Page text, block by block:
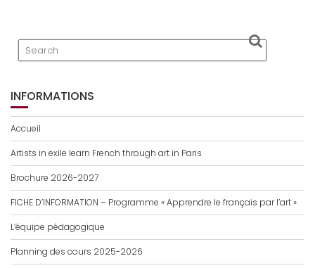
INFORMATIONS
Accueil
Artists in exile learn French through art in Paris
Brochure 2026-2027
FICHE D’INFORMATION – Programme « Apprendre le français par l’art »
L’équipe pédagogique
Planning des cours 2025-2026